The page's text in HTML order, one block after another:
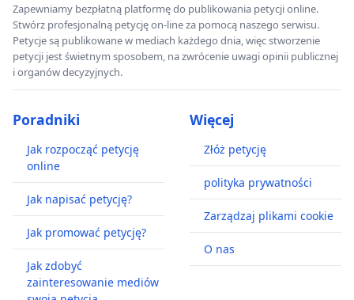
Zapewniamy bezpłatną platformę do publikowania petycji online.
Stwórz profesjonalną petycję on-line za pomocą naszego serwisu.
Petycje są publikowane w mediach każdego dnia, więc stworzenie
petycji jest świetnym sposobem, na zwrócenie uwagi opinii publicznej
i organów decyzyjnych.
Poradniki
Jak rozpocząć petycję
online
Jak napisać petycję?
Jak promować petycję?
Jak zdobyć
zainteresowanie mediów
Więcej
Złóż petycję
polityka prywatności
Zarządzaj plikami cookie
O nas